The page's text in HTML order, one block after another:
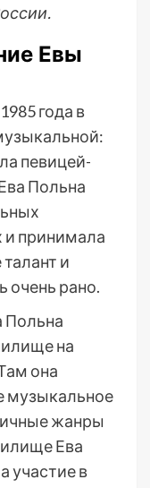
Евы
года в
певицей-
Польна
принимала
и
очень рано.
Польна
на
она
музыкальное
жанры
Ева
участие в